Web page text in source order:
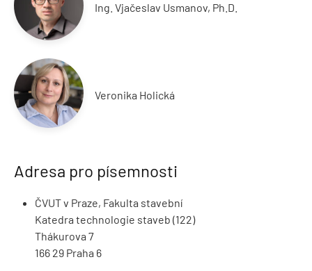
Ing. Vjačeslav Usmanov, Ph.D.
Veronika Holická
Adresa pro písemnosti
ČVUT v Praze, Fakulta stavební
Katedra technologie staveb (122)
Thákurova 7
166 29 Praha 6